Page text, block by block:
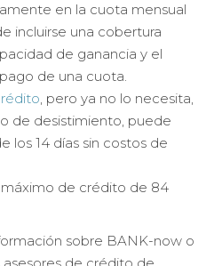
en la cuota mensual
incluirse una cobertura
de ganancia y el
de una cuota.
, pero ya no lo necesita,
de desistimiento, puede
los 14 días sin costos de
máximo de crédito de 84
sobre BANK-now o